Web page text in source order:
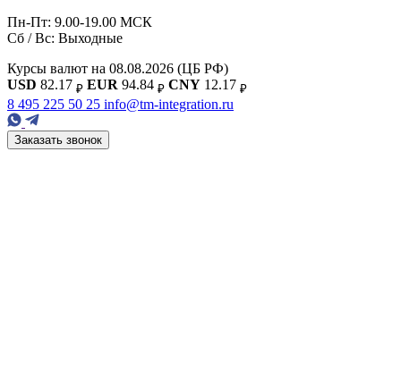
Пн-Пт: 9.00-19.00 МСК
Сб / Вс: Выходные
Курсы валют на 08.08.2026 (ЦБ РФ)
USD 82.17 ₽ EUR 94.84 ₽ CNY 12.17 ₽
8 495 225 50 25 info@tm-integration.ru
Заказать звонок